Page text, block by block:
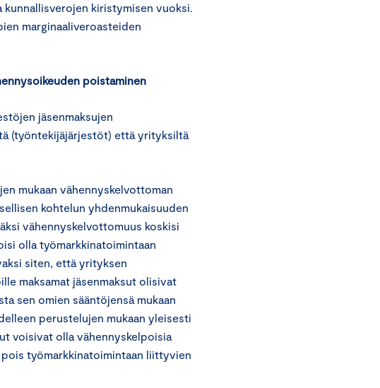
kunnallisverojen kiristymisen vuoksi.
marginaaliveroasteiden
poistaminen
jäsenmaksujen
(työntekijäjärjestöt) että yrityksiltä
mukaan vähennyskelvottoman
kohtelun yhdenmukaisuuden
vähennyskelvottomuus koskisi
olla työmarkkinatoimintaan
siten, että yrityksen
maksamat jäsenmaksut olisivat
sen omien sääntöjensä mukaan
perustelujen mukaan yleisesti
voisivat olla vähennyskelpoisia
työmarkkinatoimintaan liittyvien